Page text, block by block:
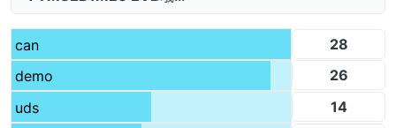
can
28
demo
26
uds
14